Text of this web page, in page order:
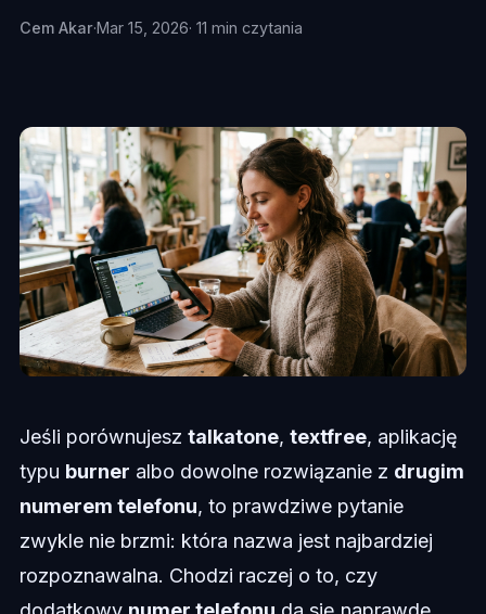
Cem Akar·Mar 15, 2026· 11 min czytania
Jeśli porównujesz talkatone, textfree, aplikację
typu burner albo dowolne rozwiązanie z drugim
numerem telefonu, to prawdziwe pytanie
zwykle nie brzmi: która nazwa jest najbardziej
rozpoznawalna. Chodzi raczej o to, czy